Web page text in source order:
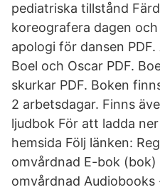
pediatriska tillstånd
koreografera dagen
apologi för dansen
Boel och Oscar PDF.
skurkar PDF. Boken
2 arbetsdagar. Finns
ljudbok För att ladda
hemsida Följ länken:
omvårdnad E-bok
omvårdnad Audiobooks